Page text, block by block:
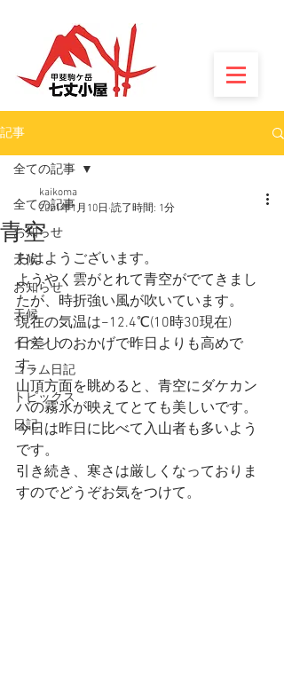
記事
全ての記事
お知らせ
天候
お知らせ
天候
イベント
コラム日記
トピックス
日記
全ての記事
青空
kaikoma
2021年1月10日 読了時間: 1分
おはようございます。
ようやく雲がとれて青空がでてきまし
たが、時折強い風が吹いています。
現在の気温は−12.4℃(10時30現在)
日差しのおかげで昨日よりも高めで
す。
山頂方面を眺めると、青空にダケカン
バの霧氷が映えてとても美しいです。
今日は昨日に比べて入山者も多いよう
です。
引き続き、寒さは厳しくなっておりま
すのでどうぞお気をつけて。